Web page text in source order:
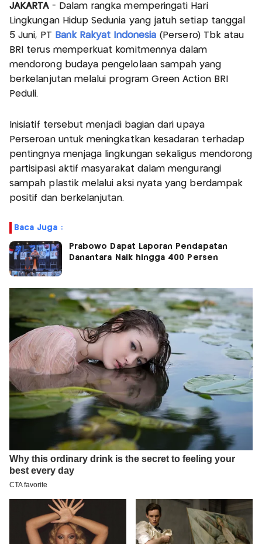
JAKARTA- Dalam rangka memperingati Hari
Lingkungan Hidup Sedunia yang jatuh setiap tanggal
5 Juni, PT Bank Rakyat Indonesia (Persero) Tbk atau
BRI terus memperkuat komitmennya dalam
mendorong budaya pengelolaan sampah yang
berkelanjutan melalui program Green Action BRI
Peduli.
Inisiatif tersebut menjadi bagian dari upaya
Perseroan untuk meningkatkan kesadaran terhadap
pentingnya menjaga lingkungan sekaligus mendorong
partisipasi aktif masyarakat dalam mengurangi
sampah plastik melalui aksi nyata yang berdampak
positif dan berkelanjutan.
Baca Juga :
Prabowo Dapat Laporan Pendapatan
Danantara Naik hingga 400 Persen